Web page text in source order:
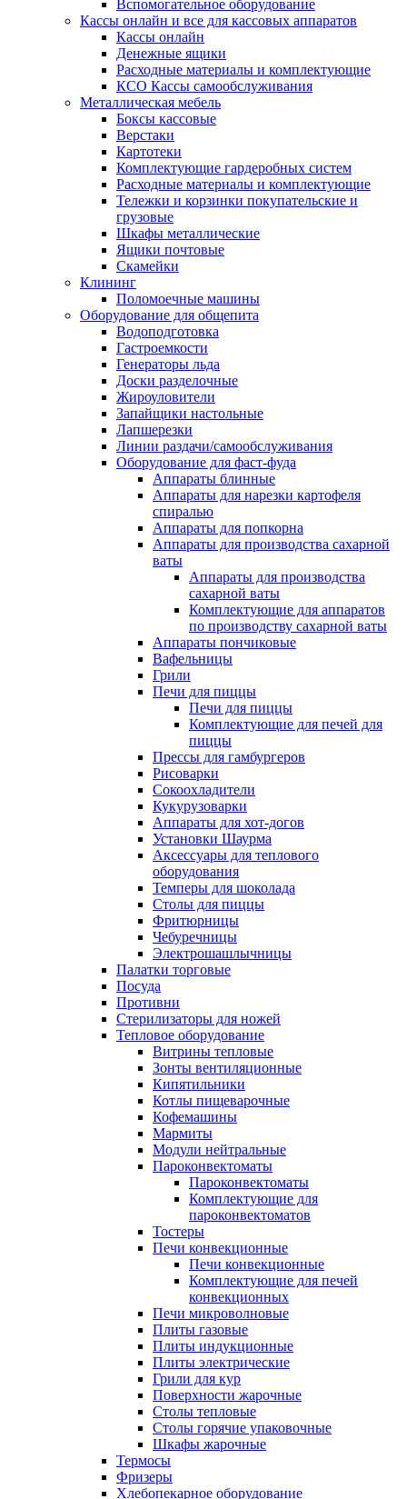
Вспомогательное оборудование
Кассы онлайн и все для кассовых аппаратов
Кассы онлайн
Денежные ящики
Расходные материалы и комплектующие
КСО Кассы самообслуживания
Металлическая мебель
Боксы кассовые
Верстаки
Картотеки
Комплектующие гардеробных систем
Расходные материалы и комплектующие
Тележки и корзинки покупательские и
грузовые
Шкафы металлические
Ящики почтовые
Скамейки
Клининг
Поломоечные машины
Оборудование для общепита
Водоподготовка
Гастроемкости
Генераторы льда
Доски разделочные
Жироуловители
Запайщики настольные
Лапшерезки
Линии раздачи/самообслуживания
Оборудование для фаст-фуда
Аппараты блинные
Аппараты для нарезки картофеля
спиралью
Аппараты для попкорна
Аппараты для производства сахарной
ваты
Аппараты для производства
сахарной ваты
Комплектующие для аппаратов
по производству сахарной ваты
Аппараты пончиковые
Вафельницы
Грили
Печи для пиццы
Печи для пиццы
Комплектующие для печей для
пиццы
Прессы для гамбургеров
Рисоварки
Сокоохладители
Кукурузоварки
Аппараты для хот-догов
Установки Шаурма
Аксессуары для теплового
оборудования
Темперы для шоколада
Столы для пиццы
Фритюрницы
Чебуречницы
Электрошашлычницы
Палатки торговые
Посуда
Противни
Стерилизаторы для ножей
Тепловое оборудование
Витрины тепловые
Зонты вентиляционные
Кипятильники
Котлы пищеварочные
Кофемашины
Мармиты
Модули нейтральные
Пароконвектоматы
Пароконвектоматы
Комплектующие для
пароконвектоматов
Тостеры
Печи конвекционные
Печи конвекционные
Комплектующие для печей
конвекционных
Печи микроволновые
Плиты газовые
Плиты индукционные
Плиты электрические
Грили для кур
Поверхности жарочные
Столы тепловые
Столы горячие упаковочные
Шкафы жарочные
Термосы
Фризеры
Хлебопекарное оборудование